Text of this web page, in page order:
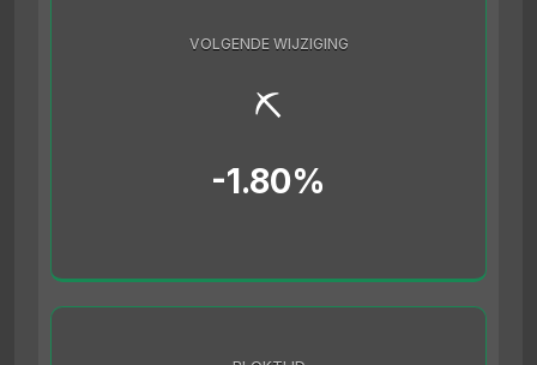
VOLGENDE WIJZIGING
⛏️
-1.80%